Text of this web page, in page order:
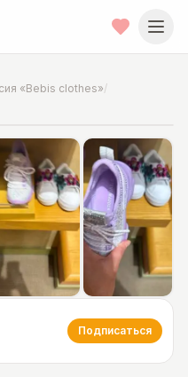
«Bebis clothes»/
Подписаться